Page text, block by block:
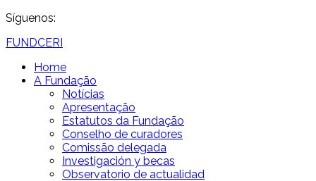
Síguenos:
FUNDCERI
Home
A Fundação
Notícias
Apresentação
Estatutos da Fundação
Conselho de curadores
Comissão delegada
Investigación y becas
Observatorio de actualidad